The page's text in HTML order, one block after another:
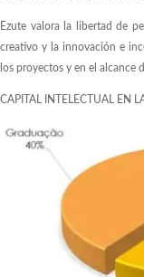
Ezute valora la libertad de
creativo y la innovación e
los proyectos y en el alcance
CAPITAL INTELECTUAL EN